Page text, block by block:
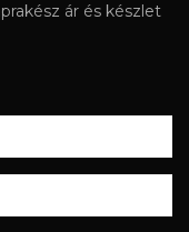
ár és készlet